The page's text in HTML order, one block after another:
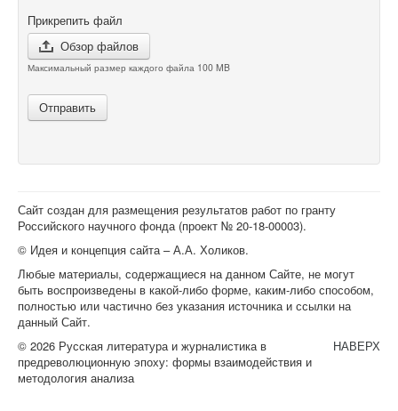
Прикрепить файл
Обзор файлов
Максимальный размер каждого файла 100 MB
Отправить
Сайт создан для размещения результатов работ по гранту
Российского научного фонда (проект № 20-18-00003).
© Идея и концепция сайта – А.А. Холиков.
Любые материалы, содержащиеся на данном Сайте, не могут
быть воспроизведены в какой-либо форме, каким-либо способом,
полностью или частично без указания источника и ссылки на
данный Сайт.
НАВЕРХ
© 2026 Русская литература и журналистика в
предреволюционную эпоху: формы взаимодействия и
методология анализа